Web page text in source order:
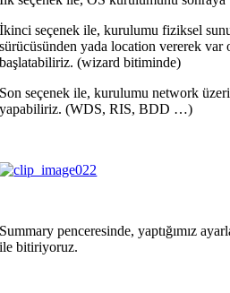
İkinci seçenek ile, kurulumu fiziksel
sürücüsünden yada location vererek var
başlatabiliriz. (wizard bitiminde)
Son seçenek ile, kurulumu network
yapabiliriz. (WDS, RIS, BDD …)
Summary penceresinde,yaptığımız
ile bitiriyoruz.